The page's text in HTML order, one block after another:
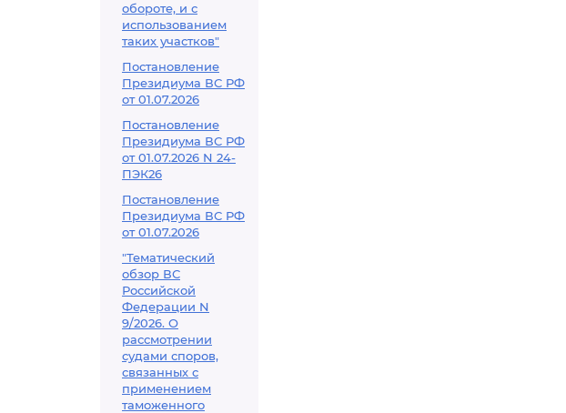
обороте, и с
использованием
таких участков"
Постановление
Президиума ВС РФ
от 01.07.2026
Постановление
Президиума ВС РФ
от 01.07.2026 N 24-
ПЭК26
Постановление
Президиума ВС РФ
от 01.07.2026
"Тематический
обзор ВС
Российской
Федерации N
9/2026. О
рассмотрении
судами споров,
связанных с
применением
таможенного